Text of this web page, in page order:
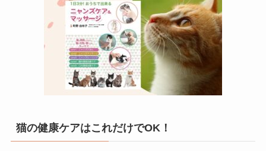
猫の健康ケアはこれだけでOK！